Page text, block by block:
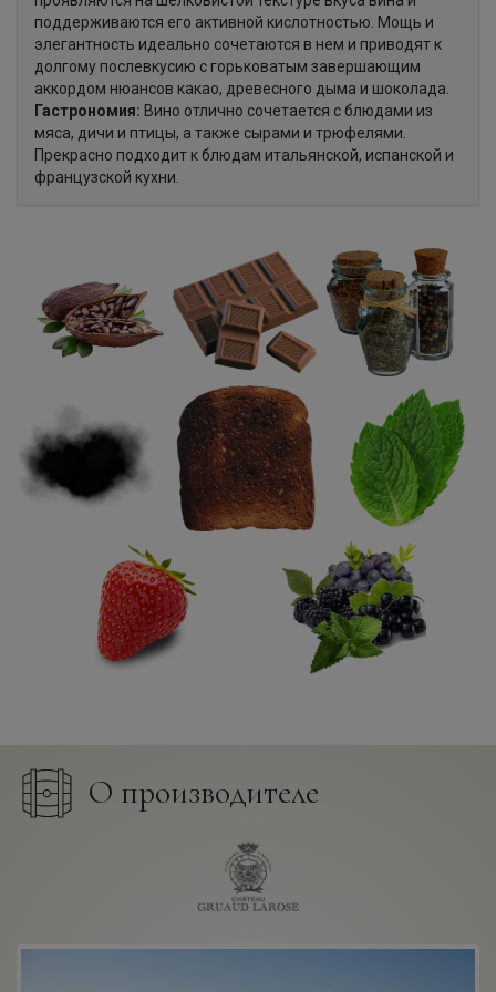
поддерживаются его активной кислотностью. Мощь и
элегантность идеально сочетаются в нем и приводят к
долгому послевкусию с горьковатым завершающим
аккордом нюансов какао, древесного дыма и шоколада.
Гастрономия: Вино отлично сочетается с блюдами из
мяса, дичи и птицы, а также сырами и трюфелями.
Прекрасно подходит к блюдам итальянской, испанской и
французской кухни.
О производителе